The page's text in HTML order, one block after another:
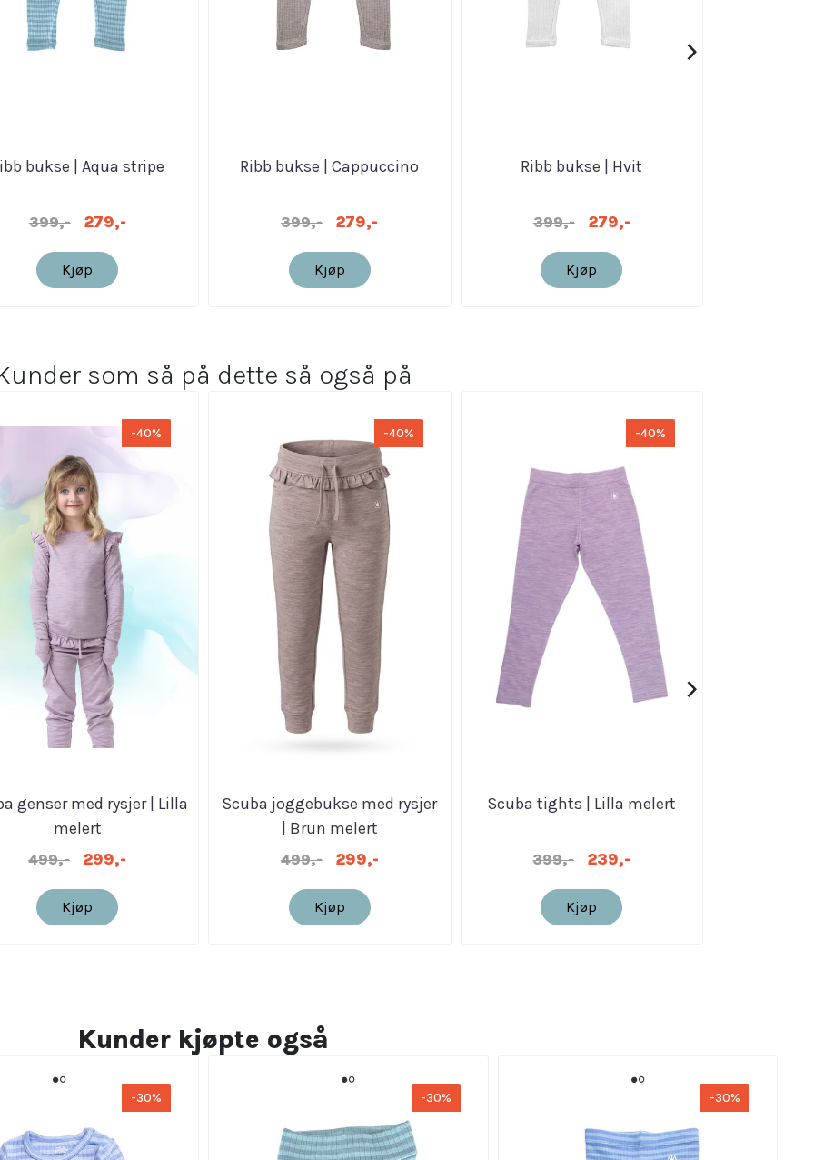
bukse | Aqua stripe
399,- 279,-
Kjøp
Ribb bukse | Cappuccino
399,- 279,-
Kjøp
Ribb bukse | Hvit
399,- 279,-
Kjøp
›
som så på dette så også på
-40%
genser med rysjer | Lilla
melert
499,- 299,-
Kjøp
-40%
Scuba joggebukse med rysjer
| Brun melert
499,- 299,-
Kjøp
-40%
Scuba tights | Lilla melert
399,- 239,-
Kjøp
›
Kunder kjøpte også
-30% -30% -30%